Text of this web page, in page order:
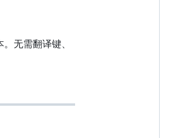
无需翻译键、